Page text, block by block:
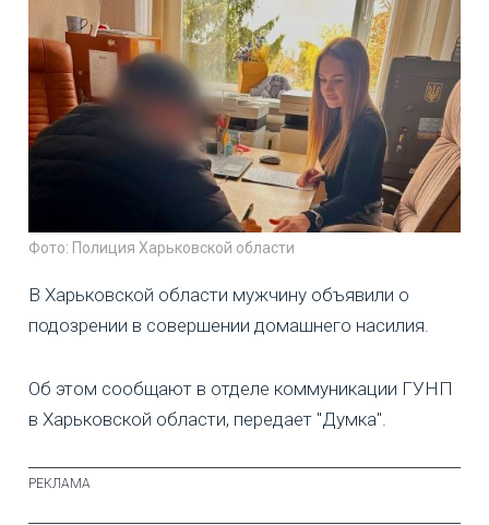
Фото: Полиция Харьковской области
В Харьковской области мужчину объявили о
подозрении в совершении домашнего насилия.
Об этом сообщают в отделе коммуникации ГУНП
в Харьковской области, передает "Думка".